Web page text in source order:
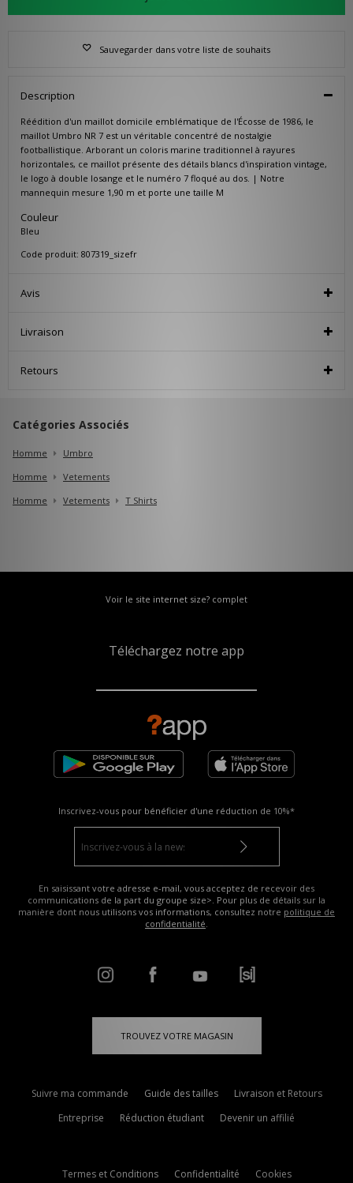
Sauvegarder dans votre liste de souhaits
Description
Réédition d'un maillot domicile emblématique de l'Écosse de 1986, le
maillot Umbro NR 7 est un véritable concentré de nostalgie
footballistique. Arborant un coloris marine traditionnel à rayures
horizontales, ce maillot présente des détails blancs d'inspiration vintage,
le logo à double losange et le numéro 7 floqué au dos. | Notre
mannequin mesure 1,90 m et porte une taille M
Couleur
Bleu
Code produit: 807319_sizefr
Avis
Livraison
Retours
Catégories Associés
Homme
Umbro
Homme
Vetements
Homme
Vetements T Shirts
Voir le site internet size? complet
Téléchargez notre app
Inscrivez-vous pour bénéficier d'une réduction de 10%*
En saisissant votre adresse e-mail, vous acceptez de recevoir des
communications de la part du groupe size>. Pour plus de détails sur la
manière dont nous utilisons vos informations, consultez notre politique de
confidentialité.
TROUVEZ VOTRE MAGASIN
Suivre ma commande Guide des tailles
Livraison et Retours
Entreprise
Réduction étudiant Devenir un affilié
Termes et Conditions Confidentialité Cookies